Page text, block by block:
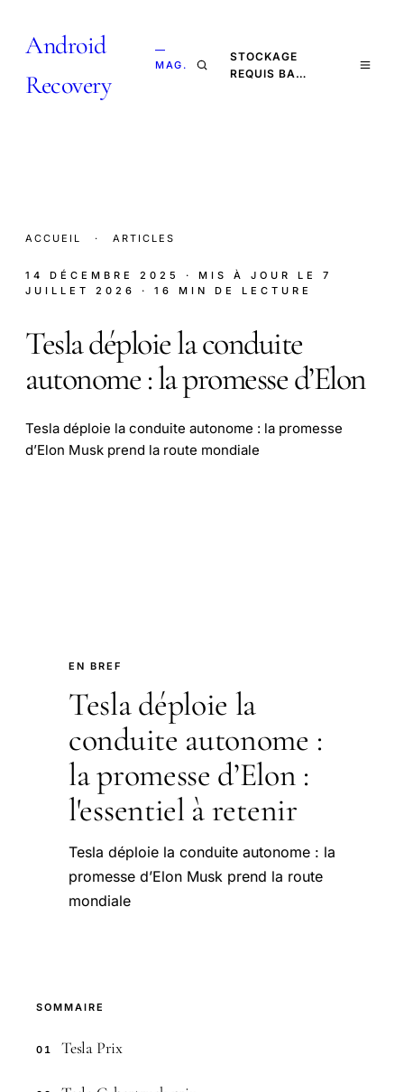
Android
Recovery
—
MAG.
STOCKAGE
REQUIS BA…
ACCUEIL · ARTICLES
14 DÉCEMBRE 2025 · MIS À JOUR LE 7
JUILLET 2026
· 16 MIN DE LECTURE
Tesla déploie la conduite
autonome : la promesse d’Elon
Tesla déploie la conduite autonome : la promesse
d’Elon Musk prend la route mondiale
EN BREF
Tesla déploie la
conduite autonome :
la promesse d’Elon :
l'essentiel à retenir
Tesla déploie la conduite autonome : la
promesse d’Elon Musk prend la route
mondiale
SOMMAIRE
01 Tesla Prix